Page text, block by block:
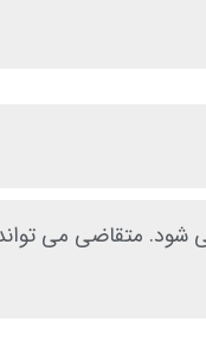
متقاضی می تواند